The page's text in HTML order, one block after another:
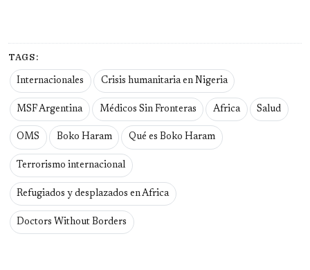
TAGS:
Internacionales Crisis humanitaria en Nigeria
MSF Argentina Médicos Sin Fronteras Africa Salud
OMS Boko Haram Qué es Boko Haram
Terrorismo internacional
Refugiados y desplazados en Africa
Doctors Without Borders